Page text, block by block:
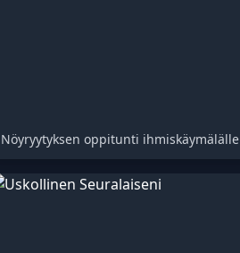
Nöyryytyksen oppitunti ihmiskäymälälle